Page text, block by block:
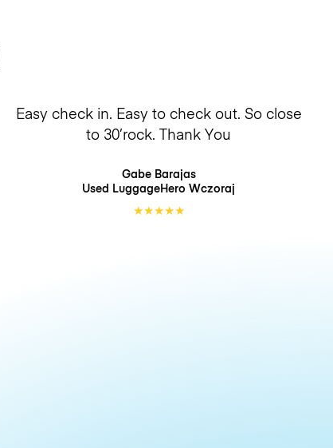
Easy check in. Easy to check out. So close
to 30’rock. Thank You
Gabe Barajas
Used LuggageHero Wczoraj
★★★★★